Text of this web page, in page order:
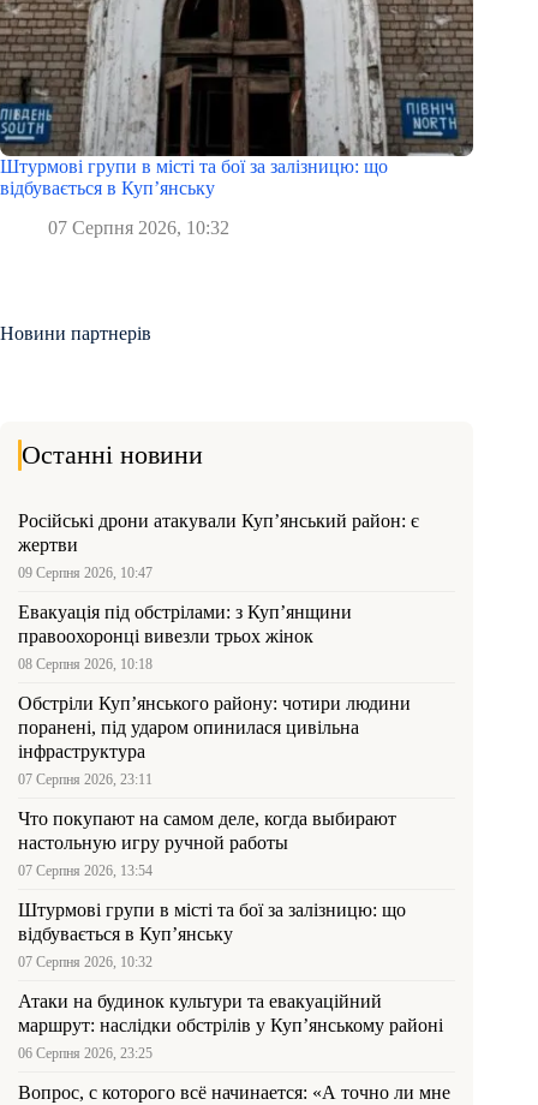
Штурмові групи в місті та бої за залізницю: що
відбувається в Куп’янську
07 Серпня 2026, 10:32
Новини партнерів
Останні новини
Російські дрони атакували Куп’янський район: є
жертви
09 Серпня 2026, 10:47
Евакуація під обстрілами: з Куп’янщини
правоохоронці вивезли трьох жінок
08 Серпня 2026, 10:18
Обстріли Куп’янського району: чотири людини
поранені, під ударом опинилася цивільна
інфраструктура
07 Серпня 2026, 23:11
Что покупают на самом деле, когда выбирают
настольную игру ручной работы
07 Серпня 2026, 13:54
Штурмові групи в місті та бої за залізницю: що
відбувається в Куп’янську
07 Серпня 2026, 10:32
Атаки на будинок культури та евакуаційний
маршрут: наслідки обстрілів у Куп’янському районі
06 Серпня 2026, 23:25
Вопрос, с которого всё начинается: «А точно ли мне